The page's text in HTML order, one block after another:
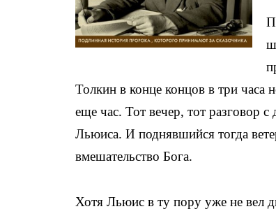
Толкин в конце концов в три
еще час. Тот вечер, тот разговор
Льюиса. И поднявшийся тогда
вмешательство Бога.
Хотя Льюис в ту пору уже не вел